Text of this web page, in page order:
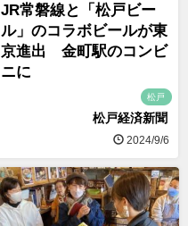
JR常磐線と「松戸ビー
ル」のコラボビールが東
京進出 金町駅のコンビ
ニに
松戸
松戸経済新聞
2024/9/6